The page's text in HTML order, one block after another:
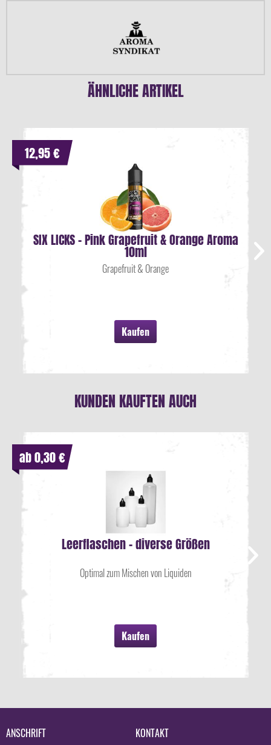
ÄHNLICHE ARTIKEL
SIX LICKS - Pink Grapefruit & Orange Aroma
10ml
Grapefruit & Orange
Kaufen
12,95 €
KUNDEN KAUFTEN AUCH
Leerflaschen - diverse Größen
Optimal zum Mischen von Liquiden
Kaufen
ab 0,30 €
ANSCHRIFT
KONTAKT